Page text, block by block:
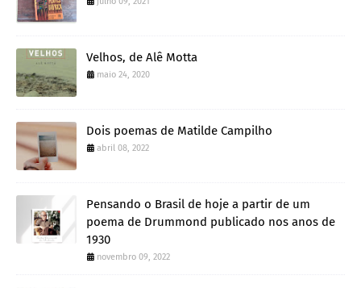
Velhos, de Alê Motta
maio 24, 2020
Dois poemas de Matilde Campilho
abril 08, 2022
Pensando o Brasil de hoje a partir de um
poema de Drummond publicado nos anos de
1930
novembro 09, 2022